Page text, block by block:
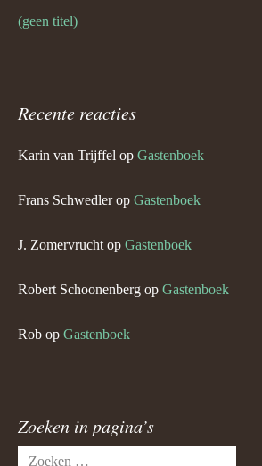
(geen titel)
Recente reacties
Karin van Trijffel op Gastenboek
Frans Schwedlerop Gastenboek
J. Zomervrucht op Gastenboek
Robert Schoonenberg op Gastenboek
Rob op Gastenboek
Zoeken in pagina’s
Zoeken